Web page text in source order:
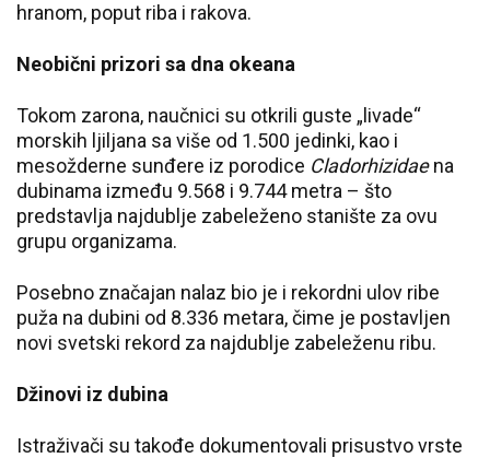
hranom, poput riba i rakova.
Neobični prizori sa dna okeana
Tokom zarona, naučnici su otkrili guste „livade“
morskih ljiljana sa više od 1.500 jedinki, kao i
mesožderne sunđere iz porodice Cladorhizidaena
dubinama između 9.568 i 9.744 metra – što
predstavlja najdublje zabeleženo stanište za ovu
grupu organizama.
Posebno značajan nalaz bio je i rekordni ulov ribe
puža na dubini od 8.336 metara, čime je postavljen
novi svetski rekord za najdublje zabeleženu ribu.
Džinovi iz dubina
Istraživači su takođe dokumentovali prisustvo vrste